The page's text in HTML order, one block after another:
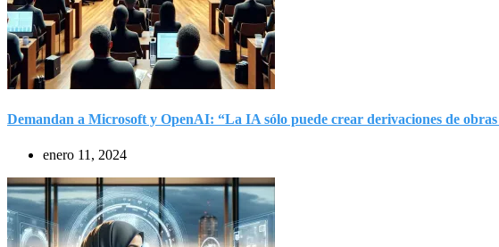
Demandan a Microsoft y OpenAI: “La IA sólo puede crear derivaciones de obras
enero 11, 2024